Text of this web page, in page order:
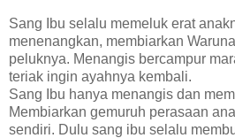
Sang Ibu selalu memeluk erat
menenangkan, membiarkan
peluknya. Menangis bercampur
teriak ingin ayahnya kembali.
Sang Ibu hanya menangis dan
Membiarkan gemuruh perasaan
sendiri. Dulu sang ibu selalu